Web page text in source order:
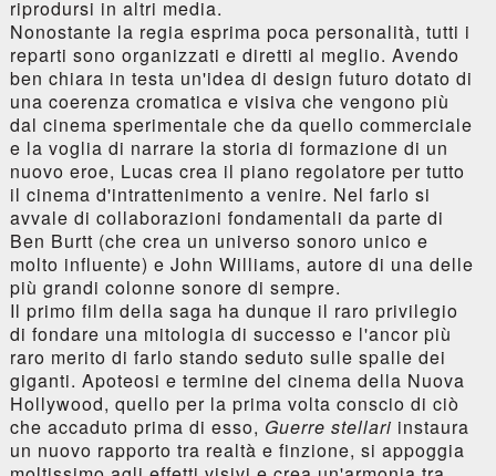
riprodursi in altri media.
Nonostante la regia esprima poca personalità, tutti i
reparti sono organizzati e diretti al meglio. Avendo
ben chiara in testa un'idea di design futuro dotato di
una coerenza cromatica e visiva che vengono più
dal cinema sperimentale che da quello commerciale
e la voglia di narrare la storia di formazione di un
nuovo eroe, Lucas crea il piano regolatore per tutto
il cinema d'intrattenimento a venire. Nel farlo si
avvale di collaborazioni fondamentali da parte di
Ben Burtt (che crea un universo sonoro unico e
molto influente) e John Williams, autore di una delle
più grandi colonne sonore di sempre.
Il primo film della saga ha dunque il raro privilegio
di fondare una mitologia di successo e l'ancor più
raro merito di farlo stando seduto sulle spalle dei
giganti. Apoteosi e termine del cinema della Nuova
Hollywood, quello per la prima volta conscio di ciò
che accaduto prima di esso, Guerre stellari instaura
un nuovo rapporto tra realtà e finzione, si appoggia